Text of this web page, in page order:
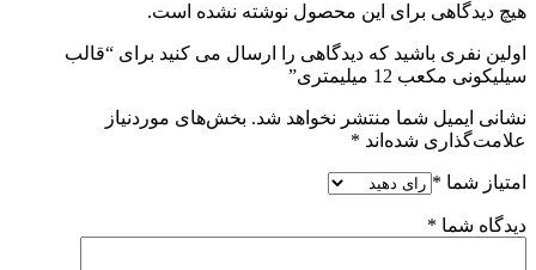
هیچ دیدگاهی برای این محصول نوشته نشده است.
اولین نفری باشید که دیدگاهی را ارسال می کنید برای “قالب
سیلیکونی مکعب 12 میلیمتری”
نشانی ایمیل شما منتشر نخواهد شد. بخش‌های موردنیاز
علامت‌گذاری شده‌اند *
امتیاز شما *
دیدگاه شما *